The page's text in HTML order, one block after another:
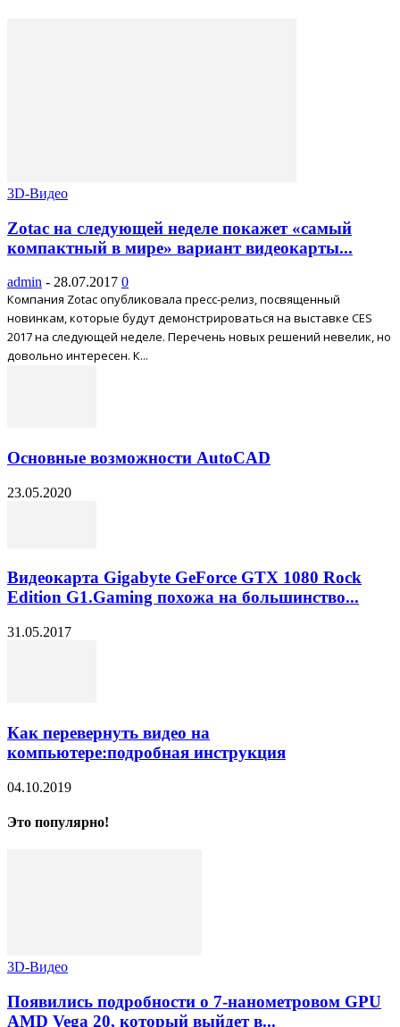
3D-Видео
Zotac на следующей неделе покажет «самый
компактный в мире» вариант видеокарты...
admin - 28.07.2017 0
Компания Zotac опубликовала пресс-релиз, посвященный
новинкам, которые будут демонстрироваться на выставке CES
2017 на следующей неделе. Перечень новых решений невелик, но
довольно интересен. К...
Основные возможности AutoCAD
23.05.2020
Видеокарта Gigabyte GeForce GTX 1080 Rock
Edition G1.Gaming похожа на большинство...
31.05.2017
Как перевернуть видео на
компьютере:подробная инструкция
04.10.2019
Это популярно!
3D-Видео
Появились подробности о 7-нанометровом GPU
AMD Vega 20, который выйдет в...